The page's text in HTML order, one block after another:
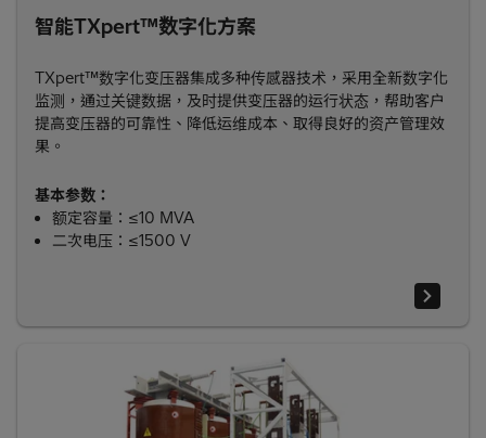
智能TXpert™数字化方案
TXpert™数字化变压器集成多种传感器技术，采用全新数字化
监测，通过关键数据，及时提供变压器的运行状态，帮助客户
提高变压器的可靠性、降低运维成本、取得良好的资产管理效
果。
基本参数：
额定容量：≤10 MVA
二次电压：≤1500 V